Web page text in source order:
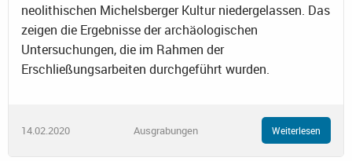
neolithischen Michelsberger Kultur niedergelassen. Das
zeigen die Ergebnisse der archäologischen
Untersuchungen, die im Rahmen der
Erschließungsarbeiten durchgeführt wurden.
14.02.2020 Ausgrabungen Weiterlesen